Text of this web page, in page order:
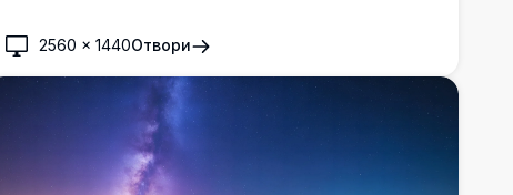
2560 × 1440Отвори